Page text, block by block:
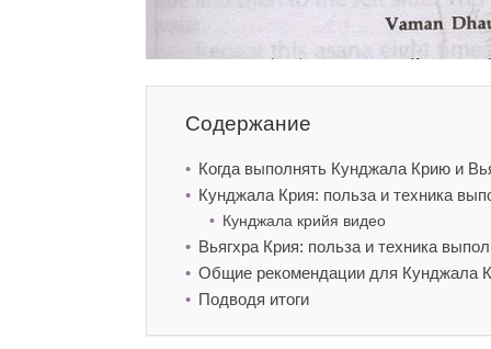
Содержание
Когда выполнять Кунджала Крию и
Кунджала Крия: польза и техника
Кунджала крийя видео
Вьягхра Крия: польза и техника
Общие рекомендации для Кунджала
Подводя итоги